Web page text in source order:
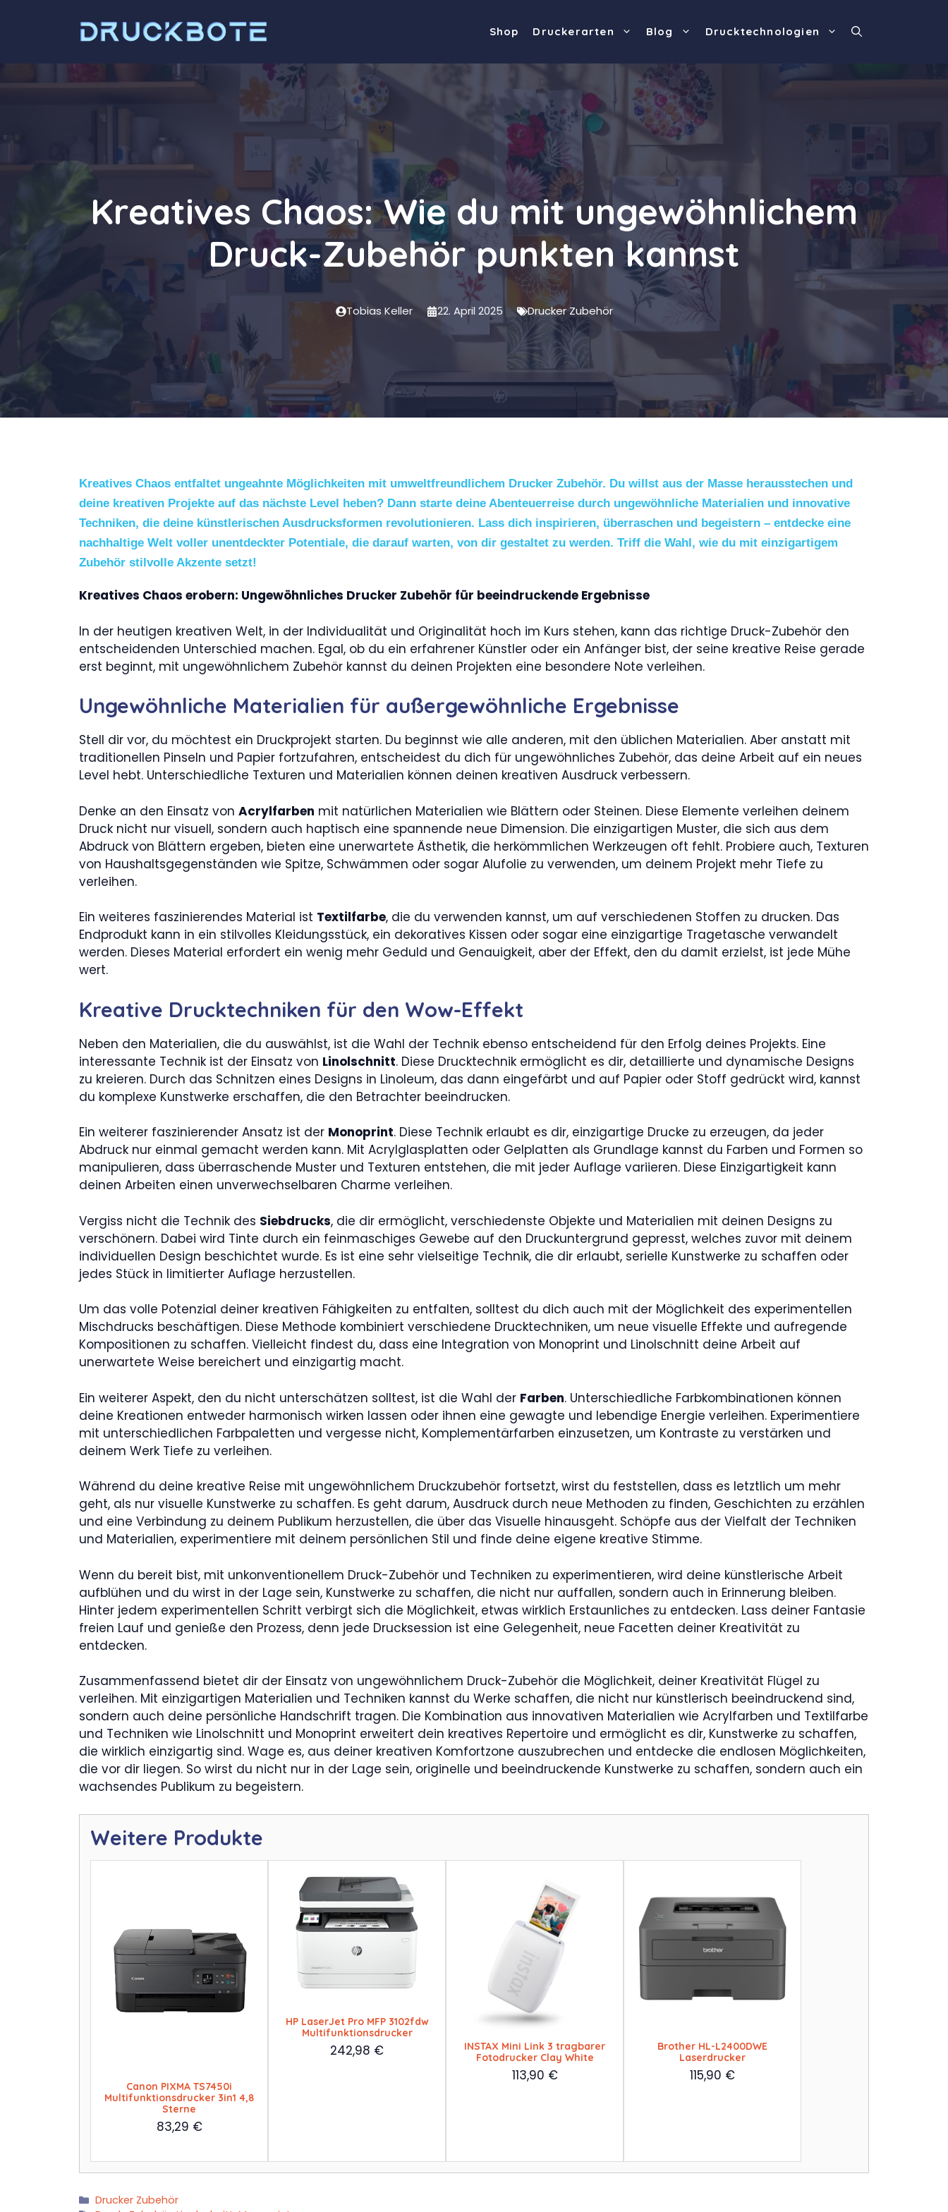
Shop Druckerarten Blog Drucktechnologien
Kreatives Chaos: Wie du mit ungewöhnlichem
Druck-Zubehör punkten kannst
Tobias Keller 22. April 2025 Drucker Zubehör
Kreatives Chaos entfaltet ungeahnte Möglichkeiten mit umweltfreundlichem Drucker Zubehör. Du willst aus der Masse herausstechen und
deine kreativen Projekte auf das nächste Level heben? Dann starte deine Abenteuerreise durch ungewöhnliche Materialien und innovative
Techniken, die deine künstlerischen Ausdrucksformen revolutionieren. Lass dich inspirieren, überraschen und begeistern – entdecke eine
nachhaltige Welt voller unentdeckter Potentiale, die darauf warten, von dir gestaltet zu werden. Triff die Wahl, wie du mit einzigartigem
Zubehör stilvolle Akzente setzt!
Kreatives Chaos erobern: Ungewöhnliches Drucker Zubehör für beeindruckende Ergebnisse
In der heutigen kreativen Welt, in der Individualität und Originalität hoch im Kurs stehen, kann das richtige Druck-Zubehör den
entscheidenden Unterschied machen. Egal, ob du ein erfahrener Künstler oder ein Anfänger bist, der seine kreative Reise gerade
erst beginnt, mit ungewöhnlichem Zubehör kannst du deinen Projekten eine besondere Note verleihen.
Ungewöhnliche Materialien für außergewöhnliche Ergebnisse
Stell dir vor, du möchtest ein Druckprojekt starten. Du beginnst wie alle anderen, mit den üblichen Materialien. Aber anstatt mit
traditionellen Pinseln und Papier fortzufahren, entscheidest du dich für ungewöhnliches Zubehör, das deine Arbeit auf ein neues
Level hebt. Unterschiedliche Texturen und Materialien können deinen kreativen Ausdruck verbessern.
Denke an den Einsatz von Acrylfarben mit natürlichen Materialien wie Blättern oder Steinen. Diese Elemente verleihen deinem
Druck nicht nur visuell, sondern auch haptisch eine spannende neue Dimension. Die einzigartigen Muster, die sich aus dem
Abdruck von Blättern ergeben, bieten eine unerwartete Ästhetik, die herkömmlichen Werkzeugen oft fehlt. Probiere auch, Texturen
von Haushaltsgegenständen wie Spitze, Schwämmen oder sogar Alufolie zu verwenden, um deinem Projekt mehr Tiefe zu
verleihen.
Ein weiteres faszinierendes Material ist Textilfarbe, die du verwenden kannst, um auf verschiedenen Stoffen zu drucken. Das
Endprodukt kann in ein stilvolles Kleidungsstück, ein dekoratives Kissen oder sogar eine einzigartige Tragetasche verwandelt
werden. Dieses Material erfordert ein wenig mehr Geduld und Genauigkeit, aber der Effekt, den du damit erzielst, ist jede Mühe
wert.
Kreative Drucktechniken für den Wow-Effekt
Neben den Materialien, die du auswählst, ist die Wahl der Technik ebenso entscheidend für den Erfolg deines Projekts. Eine
interessante Technik ist der Einsatz von Linolschnitt. Diese Drucktechnik ermöglicht es dir, detaillierte und dynamische Designs
zu kreieren. Durch das Schnitzen eines Designs in Linoleum, das dann eingefärbt und auf Papier oder Stoff gedrückt wird, kannst
du komplexe Kunstwerke erschaffen, die den Betrachter beeindrucken.
Ein weiterer faszinierender Ansatz ist der Monoprint. Diese Technik erlaubt es dir, einzigartige Drucke zu erzeugen, da jeder
Abdruck nur einmal gemacht werden kann. Mit Acrylglasplatten oder Gelplatten als Grundlage kannst du Farben und Formen so
manipulieren, dass überraschende Muster und Texturen entstehen, die mit jeder Auflage variieren. Diese Einzigartigkeit kann
deinen Arbeiten einen unverwechselbaren Charme verleihen.
Vergiss nicht die Technik des Siebdrucks, die dir ermöglicht, verschiedenste Objekte und Materialien mit deinen Designs zu
verschönern. Dabei wird Tinte durch ein feinmaschiges Gewebe auf den Druckuntergrund gepresst, welches zuvor mit deinem
individuellen Design beschichtet wurde. Es ist eine sehr vielseitige Technik, die dir erlaubt, serielle Kunstwerke zu schaffen oder
jedes Stück in limitierter Auflage herzustellen.
Um das volle Potenzial deiner kreativen Fähigkeiten zu entfalten, solltest du dich auch mit der Möglichkeit des experimentellen
Mischdrucks beschäftigen. Diese Methode kombiniert verschiedene Drucktechniken, um neue visuelle Effekte und aufregende
Kompositionen zu schaffen. Vielleicht findest du, dass eine Integration von Monoprint und Linolschnitt deine Arbeit auf
unerwartete Weise bereichert und einzigartig macht.
Ein weiterer Aspekt, den du nicht unterschätzen solltest, ist die Wahl der Farben. Unterschiedliche Farbkombinationen können
deine Kreationen entweder harmonisch wirken lassen oder ihnen eine gewagte und lebendige Energie verleihen. Experimentiere
mit unterschiedlichen Farbpaletten und vergesse nicht, Komplementärfarben einzusetzen, um Kontraste zu verstärken und
deinem Werk Tiefe zu verleihen.
Während du deine kreative Reise mit ungewöhnlichem Druckzubehör fortsetzt, wirst du feststellen, dass es letztlich um mehr
geht, als nur visuelle Kunstwerke zu schaffen. Es geht darum, Ausdruck durch neue Methoden zu finden, Geschichten zu erzählen
und eine Verbindung zu deinem Publikum herzustellen, die über das Visuelle hinausgeht. Schöpfe aus der Vielfalt der Techniken
und Materialien, experimentiere mit deinem persönlichen Stil und finde deine eigene kreative Stimme.
Wenn du bereit bist, mit unkonventionellem Druck-Zubehör und Techniken zu experimentieren, wird deine künstlerische Arbeit
aufblühen und du wirst in der Lage sein, Kunstwerke zu schaffen, die nicht nur auffallen, sondern auch in Erinnerung bleiben.
Hinter jedem experimentellen Schritt verbirgt sich die Möglichkeit, etwas wirklich Erstaunliches zu entdecken. Lass deiner Fantasie
freien Lauf und genieße den Prozess, denn jede Drucksession ist eine Gelegenheit, neue Facetten deiner Kreativität zu
entdecken.
Zusammenfassend bietet dir der Einsatz von ungewöhnlichem Druck-Zubehör die Möglichkeit, deiner Kreativität Flügel zu
verleihen. Mit einzigartigen Materialien und Techniken kannst du Werke schaffen, die nicht nur künstlerisch beeindruckend sind,
sondern auch deine persönliche Handschrift tragen. Die Kombination aus innovativen Materialien wie Acrylfarben und Textilfarbe
und Techniken wie Linolschnitt und Monoprint erweitert dein kreatives Repertoire und ermöglicht es dir, Kunstwerke zu schaffen,
die wirklich einzigartig sind. Wage es, aus deiner kreativen Komfortzone auszubrechen und entdecke die endlosen Möglichkeiten,
die vor dir liegen. So wirst du nicht nur in der Lage sein, originelle und beeindruckende Kunstwerke zu schaffen, sondern auch ein
wachsendes Publikum zu begeistern.
Weitere Produkte
Canon PIXMA TS7450i
Multifunktionsdrucker 3in1 4,8
Sterne
83,29 €
HP LaserJet Pro MFP 3102fdw
Multifunktionsdrucker
242,98 €
INSTAX Mini Link 3 tragbarer
Fotodrucker Clay White
113,90 €
Brother HL-L2400DWE
Laserdrucker
115,90 €
Kategorien
Drucker Zubehör